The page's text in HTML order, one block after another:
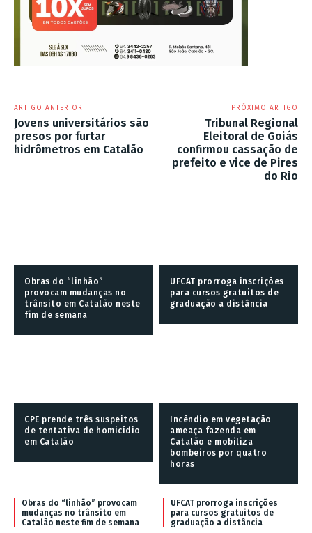
ARTIGO ANTERIOR
Jovens universitários são
presos por furtar
hidrômetros em Catalão
PRÓXIMO ARTIGO
Tribunal Regional
Eleitoral de Goiás
confirmou cassação de
prefeito e vice de Pires
do Rio
Obras do “linhão”
provocam mudanças no
trânsito em Catalão neste
fim de semana
UFCAT prorroga inscrições
para cursos gratuitos de
graduação a distância
CPE prende três suspeitos
de tentativa de homicídio
em Catalão
Incêndio em vegetação
ameaça fazenda em
Catalão e mobiliza
bombeiros por quatro
horas
Obras do “linhão” provocam
mudanças no trânsito em
Catalão neste fim de semana
UFCAT prorroga inscrições
para cursos gratuitos de
graduação a distância